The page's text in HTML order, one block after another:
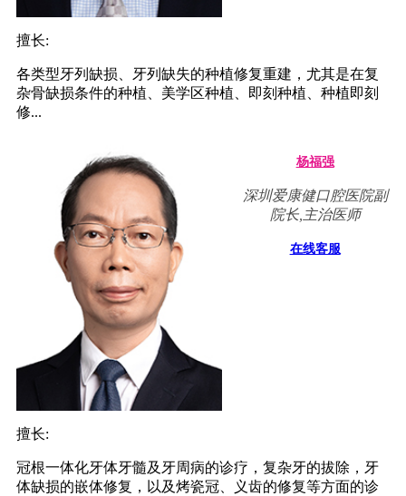
擅长:
各类型牙列缺损、牙列缺失的种植修复重建，尤其是在复
杂骨缺损条件的种植、美学区种植、即刻种植、种植即刻
修...
杨福强
深圳爱康健口腔医院副
院长,主治医师
在线客服
擅长:
冠根一体化牙体牙髓及牙周病的诊疗，复杂牙的拔除，牙
体缺损的嵌体修复，以及烤瓷冠、义齿的修复等方面的诊